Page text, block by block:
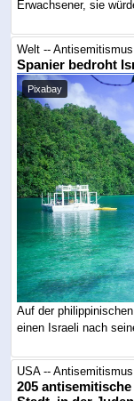
Erwachsener, sie
Welt -- Antisemitismus
Spanier bedroht
Pixabay
Auf der
einen Israeli nach
USA -- Antisemitismus
205